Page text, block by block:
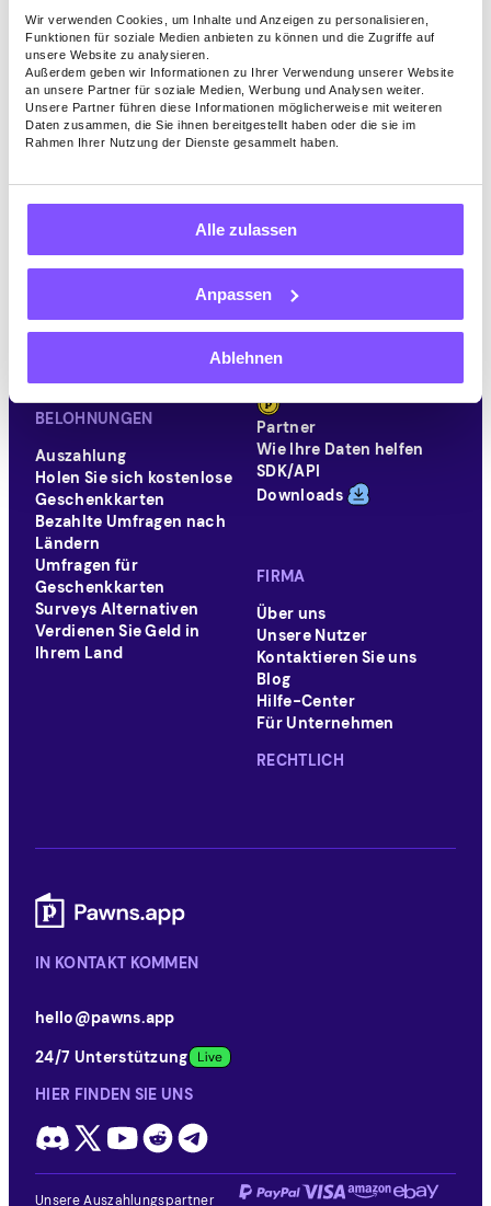
Wir verwenden Cookies, um Inhalte und Anzeigen zu personalisieren,
Funktionen für soziale Medien anbieten zu können und die Zugriffe auf
unsere Website zu analysieren.
Außerdem geben wir Informationen zu Ihrer Verwendung unserer Website
an unsere Partner für soziale Medien, Werbung und Analysen weiter.
Unsere Partner führen diese Informationen möglicherweise mit weiteren
Daten zusammen, die Sie ihnen bereitgestellt haben oder die sie im
Rahmen Ihrer Nutzung der Dienste gesammelt haben.
Alle zulassen
Anpassen
Ablehnen
Android herunter
Im App Store herunterladen
Bei Google Play herunterladen
IN KONTAKT KOMMEN
hello@pawns.app
24/7 Unterstützung
HIER FINDEN SIE UNS
VERDIENEN
Kostenpflichtige Spiele
BELOHNUNGEN
Auszahlung
Holen Sie sich kostenlose
Geschenkkarten
Bezahlte Umfragen nach
Ländern
Umfragen für
Geschenkkarten
Surveys Alternativen
Verdienen Sie Geld in
Ihrem Land
ALLGEMEIN
Wie funktioniert es?
Einen Freund einladen
Partner
Wie Ihre Daten helfen
SDK/API
Downloads
FIRMA
Über uns
Unsere Nutzer
Kontaktieren Sie uns
Blog
Hilfe-Center
Für Unternehmen
RECHTLICH
Unsere Auszahlungspartner